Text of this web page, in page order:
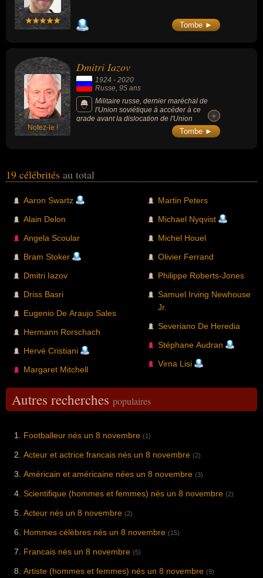
Tombe ►
Notez-le !
Dmitri Iazov
1924 - 2020
Russe, 95 ans
Militaire russe, dernier maréchal de
l'Union soviétique à accéder à ce
grade avant la dislocation de l'Union
soviétique en 1990. Ministre de la Défense
de l'URSS entre 1987 et 1991, il a participé
+
+
Tombe ►
19 célébrités au total
Aaron Swartz
Alain Delon
Angela Scoular
Bram Stoker
Dmitri Iazov
Driss Basri
Eugenio De Araujo Sales
Hermann Rorschach
Hervé Cristiani
Margaret Mitchell
Martin Peters
Michael Nyqvist
Michel Houel
Olivier Ferrand
Philippe Roberts-Jones
Samuel Irving Newhouse
Jr.
Severiano De Heredia
Stéphane Audran
Virna Lisi
Autres recherches populaires
Footballeur nés un 8 novembre (1)
Acteur et actrice francais nés un 8 novembre (2)
Américain et américaine nées un 8 novembre (3)
Scientifique (hommes et femmes) nés un 8 novembre (2)
Acteur nés un 8 novembre (2)
Hommes célèbres nés un 8 novembre (15)
Francais nés un 8 novembre (5)
Artiste (hommes et femmes) nés un 8 novembre (9)